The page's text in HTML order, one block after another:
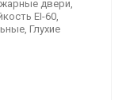
двери,
EI-60,
Глухие